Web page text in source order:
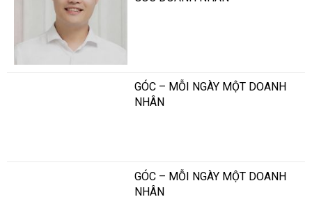
GÓC – MỖI NGÀY MỘT DOANH
NHÂN
GÓC – MỖI NGÀY MỘT DOANH
NHÂN